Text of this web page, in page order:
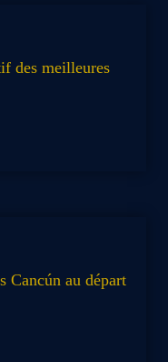
des meilleures
Cancún au départ